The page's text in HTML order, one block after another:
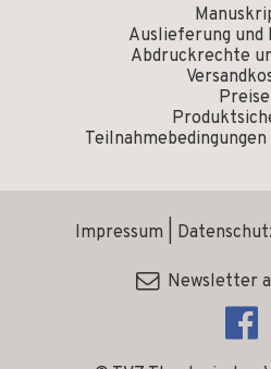
Auslieferung und
Abdruckrechte
Preise
Impressum
Newsletter